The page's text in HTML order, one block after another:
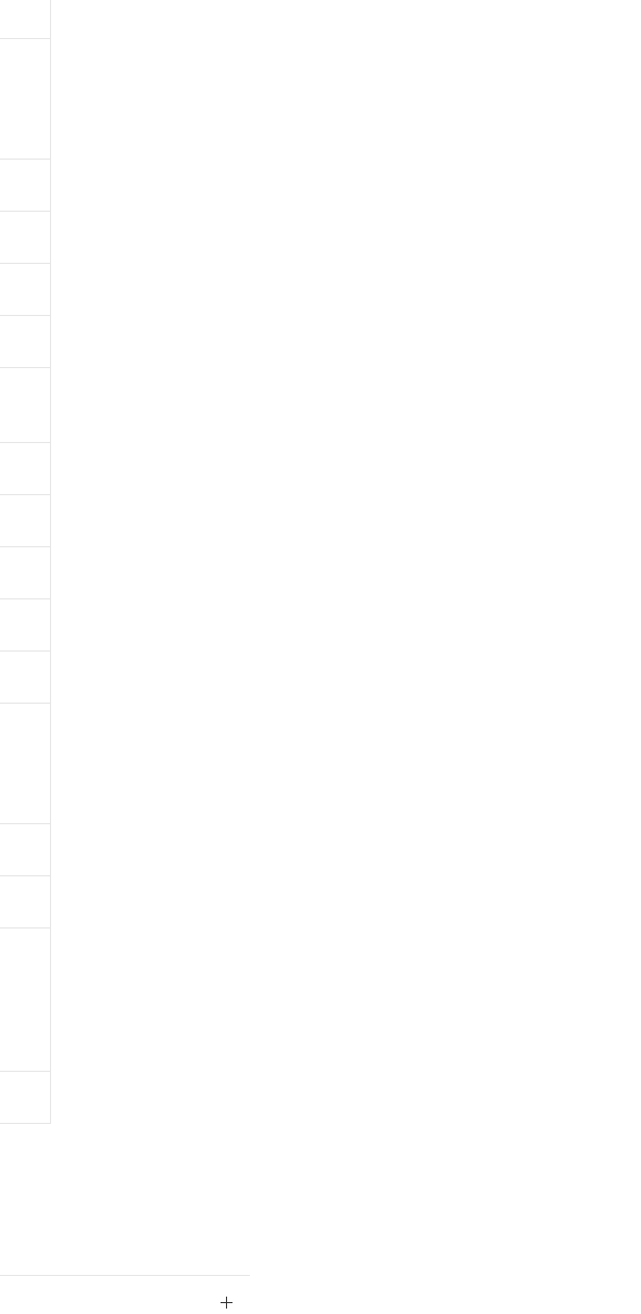
なる場合があることをご了承くださ
様担当のオムロン制御機器販売店・
」をご確認ください。
洩または開示しないようお願いしま
いて、当社および当社の共同利用者
な範囲で利用することをご了承くだ
の「1.共同利用者の範囲」に記載されて
化ジフェニルエーテル類(PBDE) 1000ppm以下、
す。
含有を証明するものではありません。
までの期間は出荷製品に未対応品が
ことがない限り、2022年1月12日よ
示します。
示します。
タル酸ブチルベンジル) : 1000ppm、
ます。
に深刻な影響を及ぼさない年数を意
はその他武器並びにこれらの製造装
3の内容を当該第三者に通知します。
おそれがある場合は、取り引きをい
またはお客様担当のオムロン制御